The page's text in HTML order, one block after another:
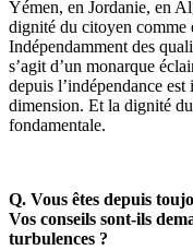
Yémen, en Jordanie, en
dignité du citoyen comme
Indépendamment des
s’agit d’un monarque
depuis l’indépendance
dimension. Et la dignité
fondamentale.
Q. Vous êtes depuis
Vos conseils sont-ils
turbulences ?